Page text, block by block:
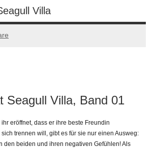
Villa
Seagull Villa, Band 01
eröffnet, dass er ihre beste Freundin
trennen will, gibt es für sie nur einen Ausweg:
den beiden und ihren negativen Gefühlen! Als